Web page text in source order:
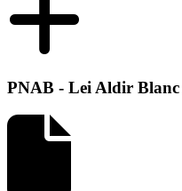
PNAB - Lei Aldir Blanc